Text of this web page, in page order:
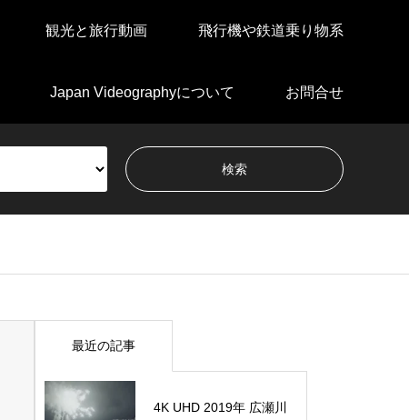
観光と旅行動画 飛行機や鉄道乗り物系
Japan Videographyについて お問合せ
最近の記事
4K UHD 2019年 広瀬川